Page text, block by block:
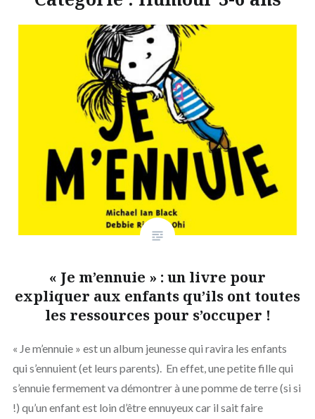
« Je m’ennuie » : un livre pour
expliquer aux enfants qu’ils ont toutes
les ressources pour s’occuper !
« Je m’ennuie » est un album jeunesse qui ravira les enfants
qui s’ennuient (et leurs parents). En effet, une petite fille qui
s’ennuie fermement va démontrer à une pomme de terre (si si
!) qu’un enfant est loin d’être ennuyeux car il sait faire